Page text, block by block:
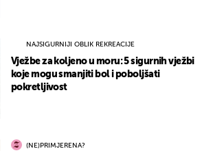
NAJSIGURNIJI OBLIK REKREACIJE
Vježbe za koljeno u moru: 5 sigurnih vježbi
koje mogu smanjiti bol i poboljšati
pokretljivost
(NE)PRIMJERENA?